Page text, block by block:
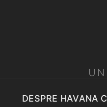
DESPRE HAVANA